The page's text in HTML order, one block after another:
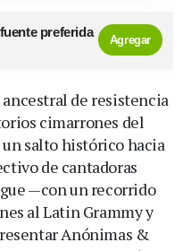
preferida
Agregar
de resistencia
cimarrones del
un salto histórico hacia
de cantadoras
—con un recorrido
al Latin Grammy y
Anónimas &